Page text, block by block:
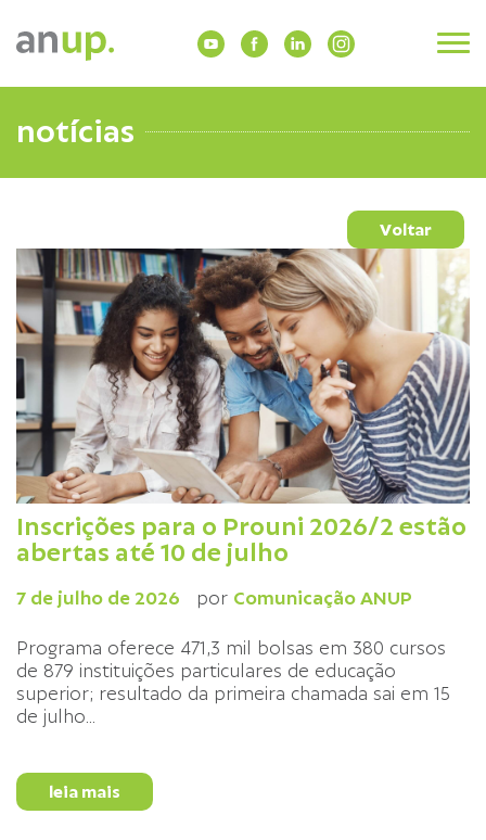
notícias
Voltar
Inscrições para o Prouni 2026/2 estão
abertas até 10 de julho
7 de julho de 2026 por Comunicação ANUP
Programa oferece 471,3 mil bolsas em 380 cursos
de 879 instituições particulares de educação
superior; resultado da primeira chamada sai em 15
de julho...
leia mais